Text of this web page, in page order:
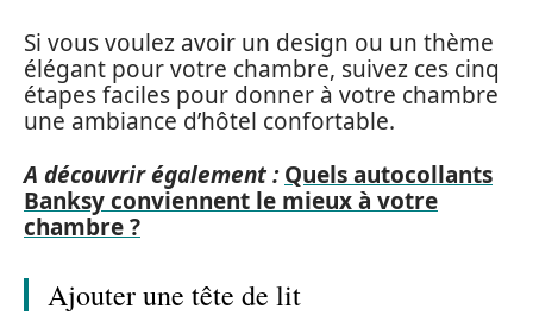
Si vous voulez avoir un design ou un thème
élégant pour votre chambre, suivez ces cinq
étapes faciles pour donner à votre chambre
une ambiance d’hôtel confortable.
A découvrir également : Quels autocollants
Banksy conviennent le mieux à votre
chambre ?
Ajouter une tête de lit